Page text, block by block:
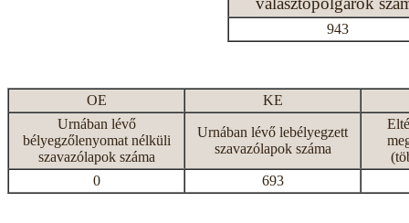
943
OE
KE
Urnában lévő
bélyegzőlenyomat nélküli
szavazólapok száma
Urnában lévő lebélyegzett
szavazólapok száma
0
693